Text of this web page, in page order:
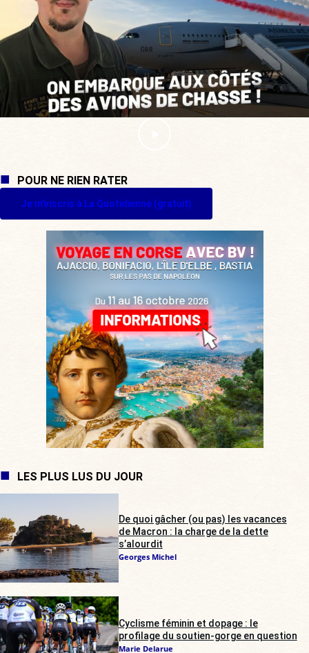
POUR NE RIEN RATER
Je m'inscris à La Quotidienne (gratuit)
LES PLUS LUS DU JOUR
De quoi gâcher (ou pas) les vacances
de Macron : la charge de la dette
s’alourdit
Georges Michel
Cyclisme féminin et dopage : le
profilage du soutien-gorge en question
Marie Delarue